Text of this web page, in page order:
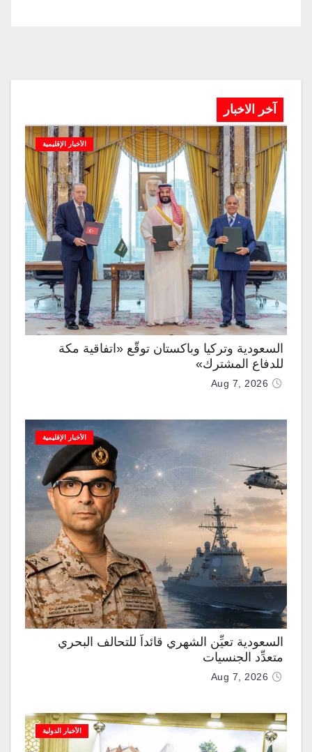
آخر الاخبار
الأخبار الإقليمية
السعودية وتركيا وباكستان توقّع «اتفاقية مكة
للدفاع المشترك»
Aug 7, 2026
الأخبار الإقليمية
السعودية تعيِّن الشهري قائداً للتحالف البحري
متعدِّد الجنسيات
Aug 7, 2026
الأخبار الدولية